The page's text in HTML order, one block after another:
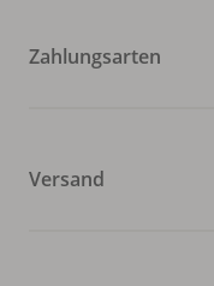
Zahlungsarten
Versand